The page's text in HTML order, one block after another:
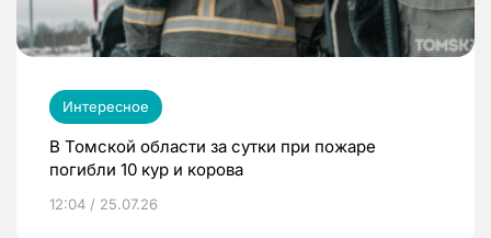
Интересное
В Томской области за сутки при пожаре
погибли 10 кур и корова
12:04 / 25.07.26